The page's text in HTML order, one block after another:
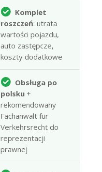
Komplet
roszczeń: utrata
wartości pojazdu,
auto zastępcze,
koszty dodatkowe
Obsługa po
polsku+
rekomendowany
Fachanwalt für
Verkehrsrecht do
reprezentacji
prawnej